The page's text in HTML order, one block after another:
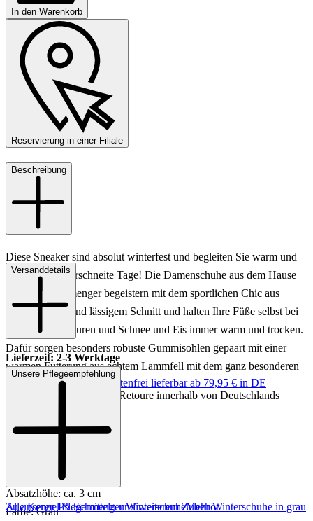
In den Warenkorb
Reservierung in einer Filiale
Beschreibung
Diese Sneaker sind absolut winterfest und begleiten Sie warm und
stylish durch verschneite Tage! Die Damenschuhe aus dem Hause
Kennel & Schmenger begeistern mit dem sportlichen Chic aus
grauem Leder und lässigem Schnitt und halten Ihre Füße selbst bei
kalten Temperaturen und Schnee und Eis immer warm und trocken.
Dafür sorgen besonders robuste Gummisohlen gepaart mit einer
warmen Fütterung aus echtem Lammfell mit dem ganz besonderen
Kuschelfaktor!
Sohle: Gummisohle
Absatzhöhe: ca. 3 cm
Farbe: Grau
Versanddetails
Lieferzeit: 2-3 Werktage
Keine Versandkosten:
kostenfrei lieferbar ab 79,95 € in DE
Einfache und Kostenlose Retoure innerhalb von Deutschlands
Unsere Pflegeempfehlung
Zu unseren Pflegemitteln und weiterem Zubehör
Alle Kennel & Schmenger WinterschuheMehr Winterschuhe in grau